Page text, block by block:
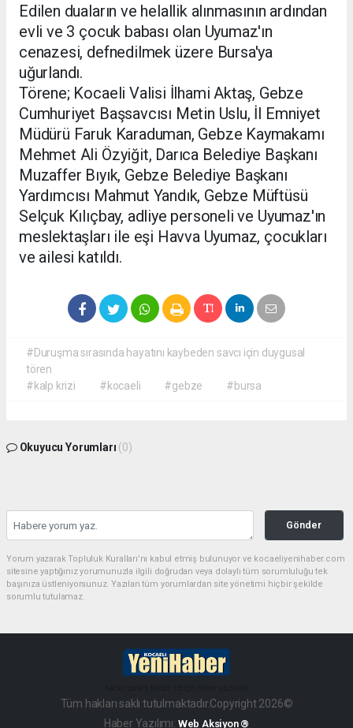
Edilen duaların ve helallik alınmasının ardından
evli ve 3 çocuk babası olan Uyumaz'ın
cenazesi, defnedilmek üzere Bursa'ya
uğurlandı.
Törene; Kocaeli Valisi İlhami Aktaş, Gebze
Cumhuriyet Başsavcısı Metin Uslu, İl Emniyet
Müdürü Faruk Karaduman, Gebze Kaymakamı
Mehmet Ali Özyiğit, Darıca Belediye Başkanı
Muzaffer Bıyık, Gebze Belediye Başkanı
Yardımcısı Mahmut Yandık, Gebze Müftüsü
Selçuk Kılıçbay, adliye personeli ve Uyumaz'ın
meslektaşları ile eşi Havva Uyumaz, çocukları
ve ailesi katıldı.
#Duruşma sırasında hayatını kaybeden savcı için duygusal
tören
#kalp krizi
#kocaeli #gebze #bursa
Okuyucu Yorumları (0)
Gönder
Yorum yazarak Topluluk Kuralları’nı kabul etmiş bulunuyor ve kocaeliyenihaber.com
sitesine yaptığınız yorumunuzla ilgili doğrudan veya dolaylı tüm sorumluluğu tek
başınıza üstleniyorsunuz. Yazılan tüm yorumlardan site yönetimi hiçbir şekilde
sorumlu tutulamaz.
Tüm hakları saklı tutulmaktadır.Copyright 2026©
Haber Yazılımı: Web Aksiyon ®